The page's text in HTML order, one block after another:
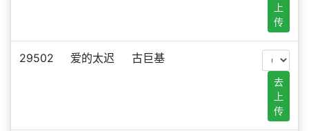
上
传
29502 爱的太迟 古巨基
去
上
传